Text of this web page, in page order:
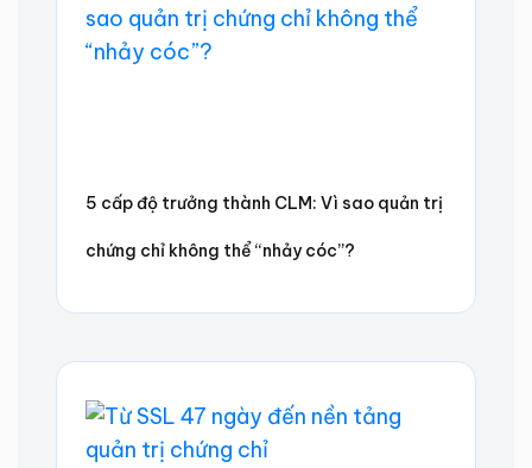
5 cấp độ trưởng thành CLM: Vì sao quản trị
chứng chỉ không thể “nhảy cóc”?